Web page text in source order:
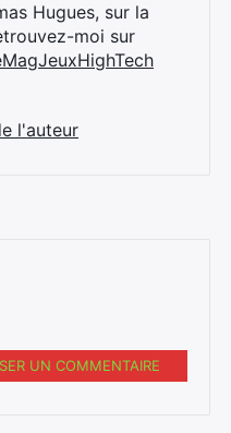
Hugues, sur la
moi sur
l'auteur
UN COMMENTAIRE